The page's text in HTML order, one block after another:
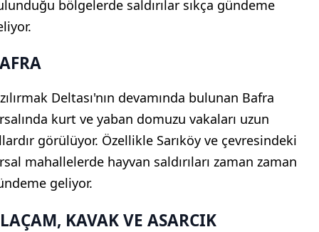
bölgelerde saldırılar sıkça gündeme
Deltası'nın devamında bulunan Bafra
kurt ve yaban domuzu vakaları uzun
görülüyor. Özellikle Sarıköy ve çevresindeki
mahallelerde hayvan saldırıları zaman zaman
geliyor.
KAVAK VE ASARCIK